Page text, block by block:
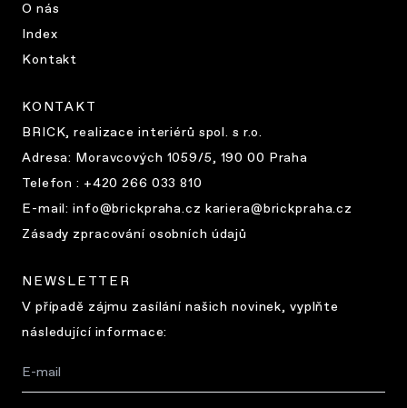
O nás
Index
Kontakt
KONTAKT
BRICK, realizace interiérů spol. s r.o.
Adresa: Moravcových 1059/5, 190 00 Praha
Telefon : +420 266 033 810
E-mail: info@brickpraha.cz kariera@brickpraha.cz
Zásady zpracování osobních údajů
NEWSLETTER
V případě zájmu zasílání našich novinek, vyplňte
následující informace: